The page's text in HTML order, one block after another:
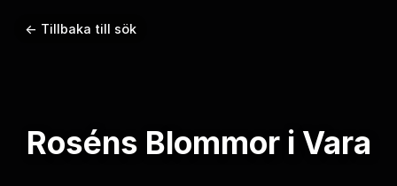
← Tillbaka till sök
Roséns Blommor i Vara